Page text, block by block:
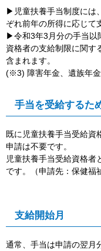
▶児童扶養手当制度には
ぞれ前年の所得に応じて
▶令和3年3月分の手当以
資格者の支給制限に関
含まれます。
(※3) 障害年金、遺族年金
手当を受給するた
既に児童扶養手当受給資
申請は不要です。
児童扶養手当受給資格者
です。（申請先：保健福
支給開始月
通常、手当は申請の翌月